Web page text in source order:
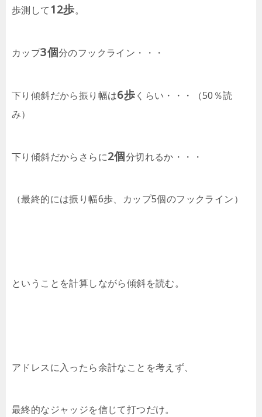
歩測して12歩。
カップ3個分のフックライン・・・
下り傾斜だから振り幅は6歩くらい・・・（50％読
み）
下り傾斜だからさらに2個分切れるか・・・
（最終的には振り幅6歩、カップ5個のフックライン）
ということを計算しながら傾斜を読む。
アドレスに入ったら余計なことを考えず、
最終的なジャッジを信じて打つだけ。